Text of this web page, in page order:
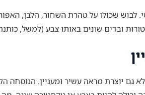
לבוש שכולו על טהרת השחור, הלבן,
ובדים שונים באותו צבע (למשל, כותנה,
גם יוצרת מראה עשיר ומעניין.